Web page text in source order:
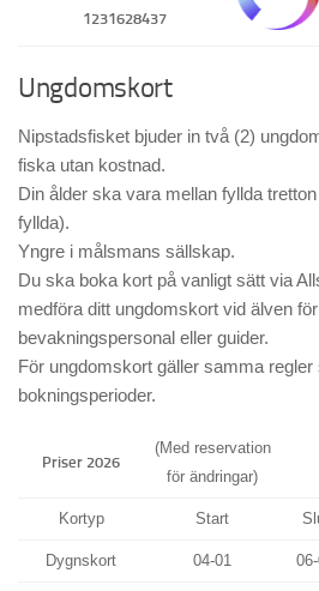
1231628437
Ungdomskort
Nipstadsfisket bjuder in två (2)
fiska utan kostnad.
Din ålder ska vara mellan fyllda
fyllda).
Yngre i målsmans sällskap.
Du ska boka kort på vanligt sätt via
medföra ditt ungdomskort vid älven
bevakningspersonal eller guider.
För ungdomskort gäller samma
bokningsperioder.
Priser 2026
(Med reservation
för ändringar)
Kortyp Start
Dygnskort 04-01